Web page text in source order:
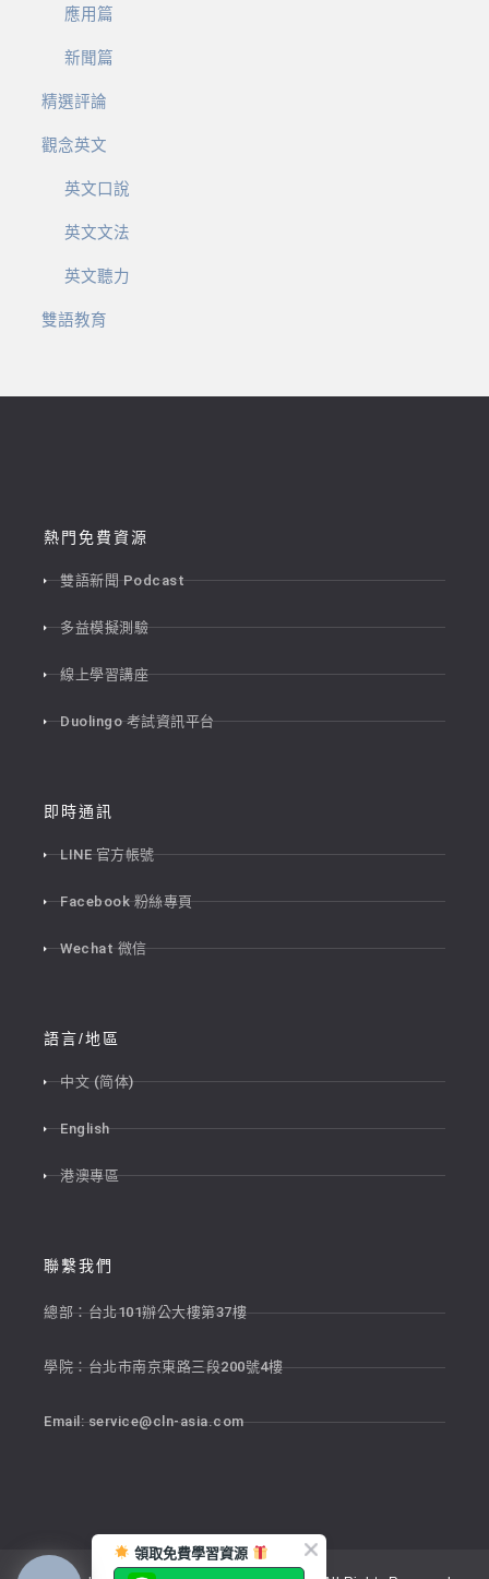
應用篇
新聞篇
精選評論
觀念英文
英文口說
英文文法
英文聽力
雙語教育
熱門免費資源
雙語新聞 Podcast
多益模擬測驗
線上學習講座
Duolingo 考試資訊平台
即時通訊
LINE 官方帳號
Facebook 粉絲專頁
Wechat 微信
語言/地區
中文 (简体)
English
港澳專區
聯繫我們
總部：台北101辦公大樓第37樓
學院：台北市南京東路三段200號4樓
Email:service@cln-asia.com
領取免費學習資源